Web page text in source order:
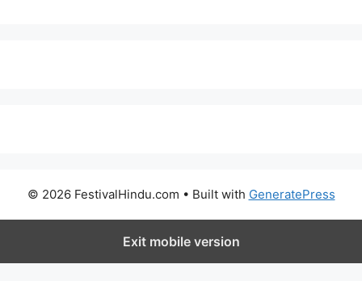
© 2026 FestivalHindu.com • Built with GeneratePress
Exit mobile version